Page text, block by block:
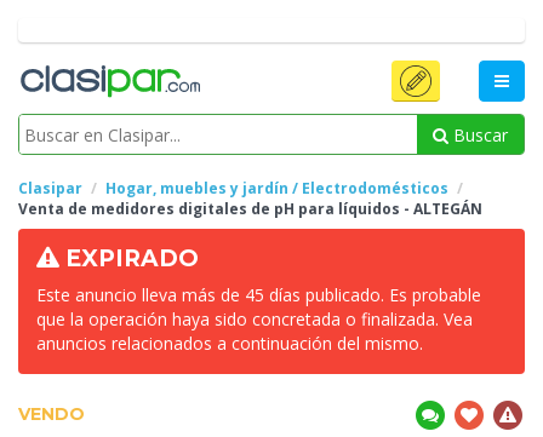
Buscar
Clasipar
Hogar, muebles y jardín / Electrodomésticos
Venta de medidores digitales de pH para líquidos - ALTEGÁN
EXPIRADO
Este anuncio lleva más de 45 días publicado. Es probable
que la operación haya sido concretada o finalizada. Vea
anuncios relacionados a continuación del mismo.
VENDO